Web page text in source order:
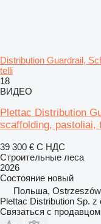
Distribution Guardrail,
telli
18
ВИДЕО
Plettac Distribution
scaffolding, pastoliai,
39 300 € С НДС
Строительные леса
2026
Состояние новый
Польша, Ostrzeszów
Plettac Distribution Sp. z
Связаться с продавцом